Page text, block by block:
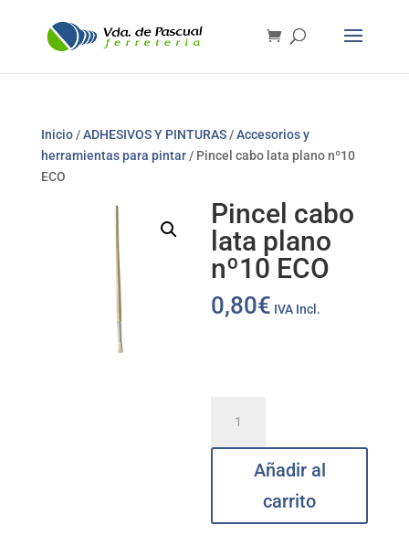
Inicio/ADHESIVOS Y PINTURAS/Accesorios y
herramientas para pintar/ Pincel cabo lata plano nº10
ECO
Pincel cabo
lata plano
nº10 ECO
0,80€ IVA Incl.
cabo
lata
Añadir al
carrito